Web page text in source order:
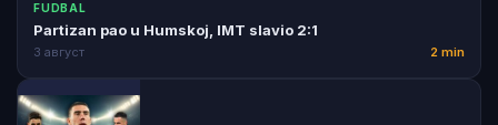
FUDBAL
Partizan pao u Humskoj, IMT slavio 2:1
3 август 2 min